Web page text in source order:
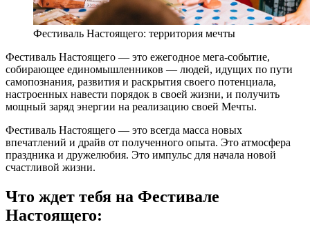
Фестиваль Настоящего: территория мечты
Фестиваль Настоящего — это ежегодное мега-событие,
собирающее единомышленников — людей, идущих по пути
самопознания, развития и раскрытия своего потенциала,
настроенных навести порядок в своей жизни, и получить
мощный заряд энергии на реализацию своей Мечты.
Фестиваль Настоящего — это всегда масса новых
впечатлений и драйв от полученного опыта. Это атмосфера
праздника и дружелюбия. Это импульс для начала новой
счастливой жизни.
Что ждет тебя на Фестивале
Настоящего: